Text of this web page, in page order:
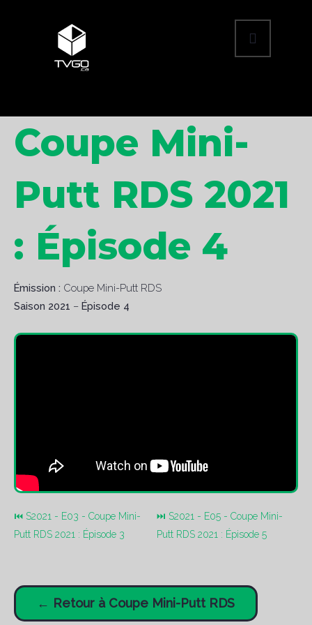
Coupe Mini-
Putt RDS 2021
: Épisode 4
Émission : Coupe Mini-Putt RDS
Saison 2021 – Épisode 4
⏮ S2021 - E03 - Coupe Mini-
Putt RDS 2021 : Épisode 3
⏭ S2021 - E05 - Coupe Mini-
Putt RDS 2021 : Épisode 5
← Retour à Coupe Mini-Putt RDS